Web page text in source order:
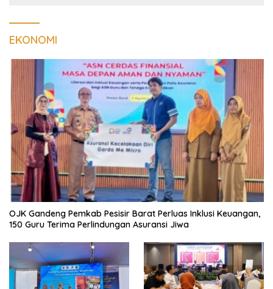
EKONOMI
OJK Gandeng Pemkab Pesisir Barat Perluas Inklusi Keuangan,
150 Guru Terima Perlindungan Asuransi Jiwa